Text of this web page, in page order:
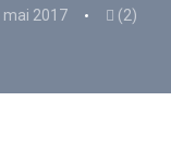
mai 2017 (2)